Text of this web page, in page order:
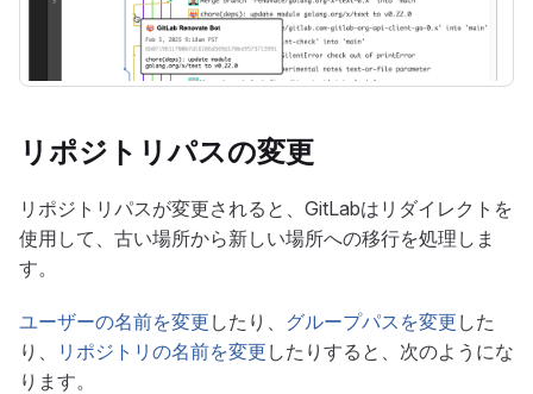
リポジトリパスの変更
リポジトリパスが変更されると、GitLabはリダイレクトを
使用して、古い場所から新しい場所への移行を処理しま
す。
ユーザーの名前を変更 したり、 グループパスを変更 した
り、
リポジトリの名前を変更 したりすると、次のようにな
ります。